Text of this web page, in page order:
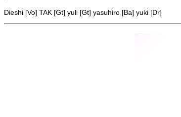
Dieshi [Vo] TAK [Gt] yuli [Gt] yasuhiro [Ba] yuki [Dr]